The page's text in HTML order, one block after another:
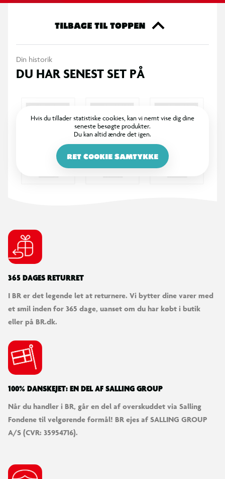
I BR er det legende let at returnere. Vi bytter dine varer med
et smil inden for 365 dage, uanset om du har købt i butik
100% DANSKEJET: EN DEL AF SALLING GROUP
Når du handler i BR, går en del af overskuddet via Salling
Vi er klar til at hjælpe dig! Du kan kontakte os via e-mail
eller få hjælp via chat og telefon for endnu hurtigere
betjening.
KUNDESERVICE
Kontakt os
Levering
Ordrestatus
Bestilling, betaling & gavekort